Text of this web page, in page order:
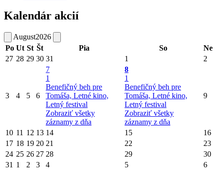
Kalendár akcií
August2026
Po Ut St Št Pia So
Ne
27 28 29 30 31 1 2
3 4 5 6
7
1
Benefičný beh pre
Tomáša, Letné kino,
Letný festival
Zobraziť všetky
záznamy z dňa
8
1
Benefičný beh pre
Tomáša, Letné kino,
Letný festival
Zobraziť všetky
záznamy z dňa
9
10 11 12 13 14 15
16
17 18 19 20 21 22
23
24 25 26 27 28 29
30
31 1 2 3 4 5 6